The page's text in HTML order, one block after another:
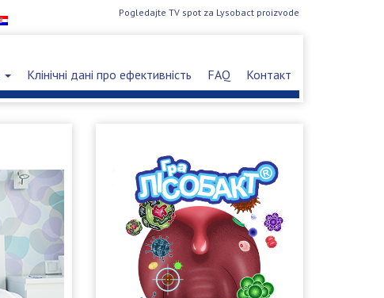
Pogledajte TV spot za Lysobact proizvode
Клінічні дані про ефективність FAQ Контакт